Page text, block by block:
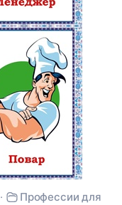
·
Профессии для